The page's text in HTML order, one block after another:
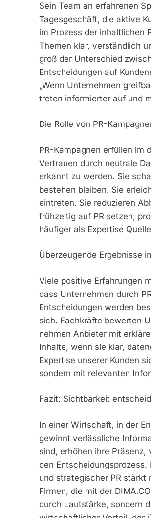
Sein Team an erfahrenen
Tagesgeschäft, die aktive
im Prozess der inhaltlichen
Themen klar, verständlich
groß der Unterschied
Entscheidungen auf
„Wenn Unternehmen
treten informierter auf und
Die Rolle von PR-
PR-Kampagnen erfüllen im
Vertrauen durch neutrale
erkannt zu werden. Sie
bestehen bleiben. Sie
eintreten. Sie reduzieren
frühzeitig auf PR setzen,
häufiger als Expertise
Überzeugende Ergebnisse
Viele positive Erfahrungen
dass Unternehmen durch
Entscheidungen werden
sich. Fachkräfte bewerten
nehmen Anbieter mit
Inhalte, wenn sie klar,
Expertise unserer Kunden
sondern mit relevanten
Fazit: Sichtbarkeit
In einer Wirtschaft, in der
gewinnt verlässliche
sind, erhöhen ihre
den
und strategischer PR stärkt
Firmen, die mit der
durch Lautstärke, sondern